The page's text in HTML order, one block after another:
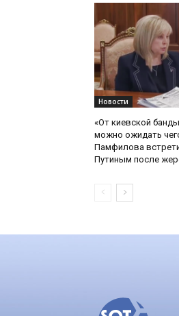
Новости
«От киевской
можно ожидать
Памфилова
Путиным после